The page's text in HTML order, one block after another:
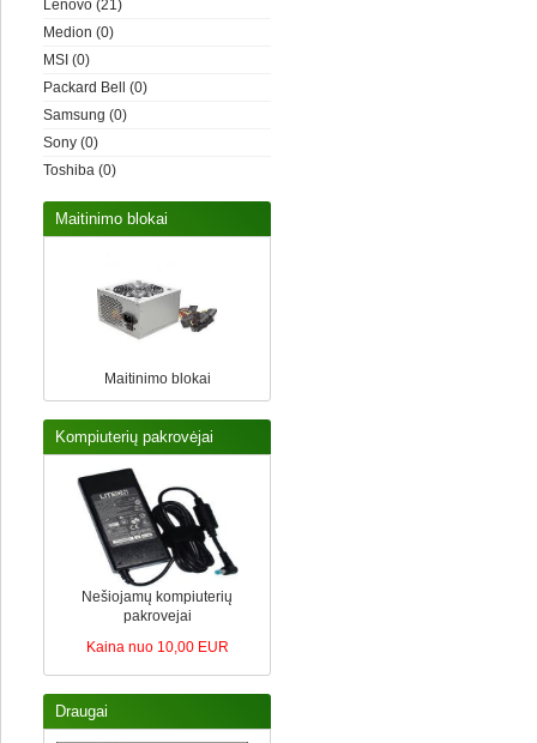
Lenovo (21)
Medion (0)
MSI (0)
Packard Bell
(0)
Samsung (0)
Sony (0)
Toshiba (0)
Maitinimo blokai
Maitinimo blokai
Kompiuterių pakrovėjai
Nešiojamų kompiuterių
pakrovejai
Kaina nuo 10,00 EUR
Draugai